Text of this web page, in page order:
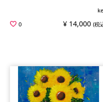
0
¥ 14,000 (税